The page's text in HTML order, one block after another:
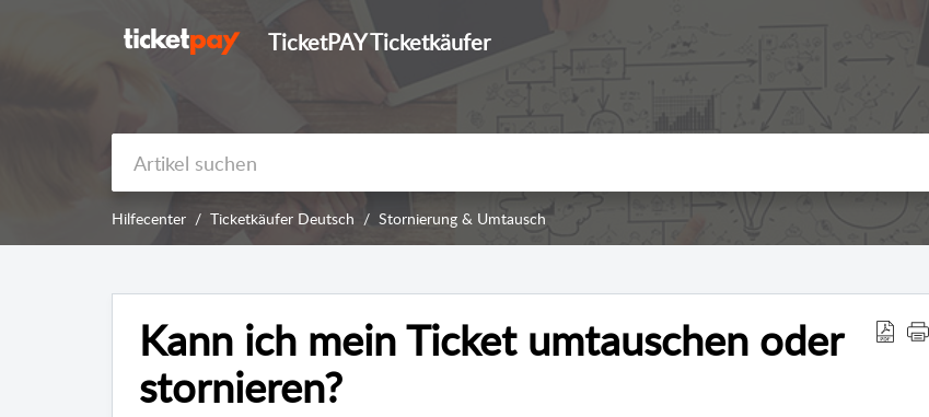
TicketPAY Ticketkäufer
Hilfecenter Ticketkäufer Deutsch Stornierung & Umtausch
Kann ich mein Ticket umtauschen oder
stornieren?